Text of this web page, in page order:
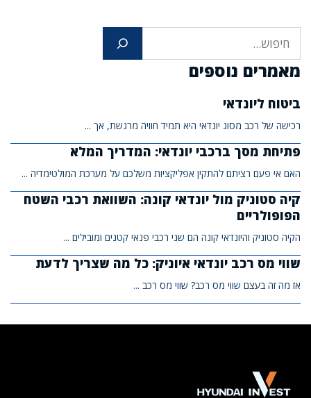
חיפוש
מאמרים נוספים
ביטוח ליונדאי
רכישה של רכב מסוג יונדאי היא תמיד חוויה מרגשת, אך ...
פתיחת מסך ברכבי יונדאי: המדריך המלא
האם אי פעם רציתם להתקין אפליקציות משלכם על מערכת המולטימדיה ...
קיה סטוניק מול יונדאי קונה: השוואת רכבי השטח
הפופולריים
הקיה סטוניק והיונדאי קונה הם שני רכבי פנאי קטנים ומובילים ...
שווי מס רכב יונדאי איוניק: כל מה שצריך לדעת
אז מה זה בעצם שווי מס רכב? שווי מס רכב ...